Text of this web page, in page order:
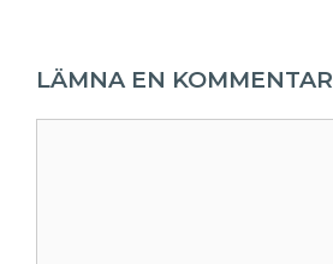
LÄMNA EN KOMMENTAR